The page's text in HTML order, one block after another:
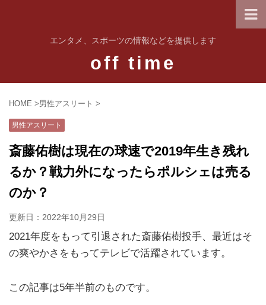
エンタメ、スポーツの情報などを提供します
off time
HOME >男性アスリート >
男性アスリート
斎藤佑樹は現在の球速で2019年生き残れ
るか？戦力外になったらポルシェは売る
のか？
更新日： 2022年10月29日
2021年度をもって引退された斎藤佑樹投手、最近はそ
の爽やかさをもってテレビで活躍されています。
この記事は5年半前のものです。